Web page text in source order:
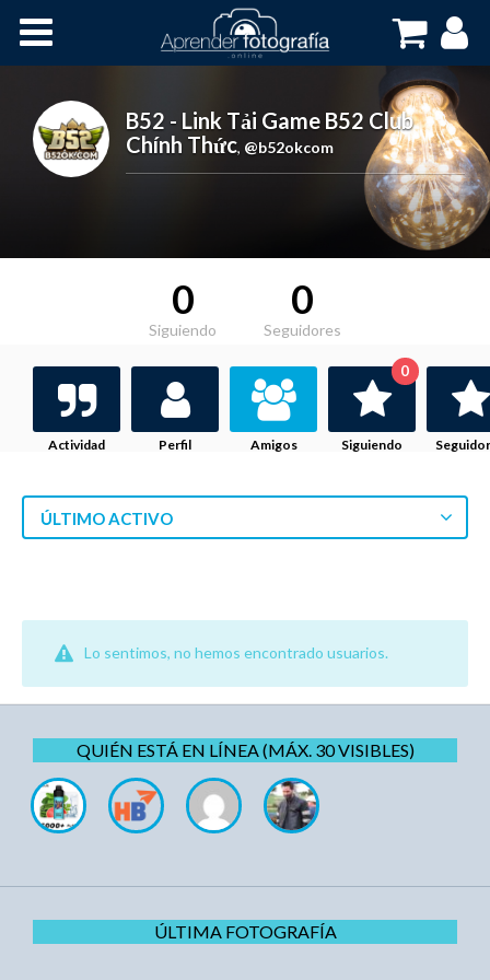
Cursos OnLine
B52 - Link Tải Game B52 Club
Chính Thức, @b52okcom
0
Siguiendo
0
Seguidores
Actividad Perfil Amigos Siguiendo
0
ÚLTIMO ACTIVO
Lo sentimos, no hemos encontrado usuarios.
QUIÉN ESTÁ EN LÍNEA (MÁX. 30 VISIBLES)
ÚLTIMA FOTOGRAFÍA